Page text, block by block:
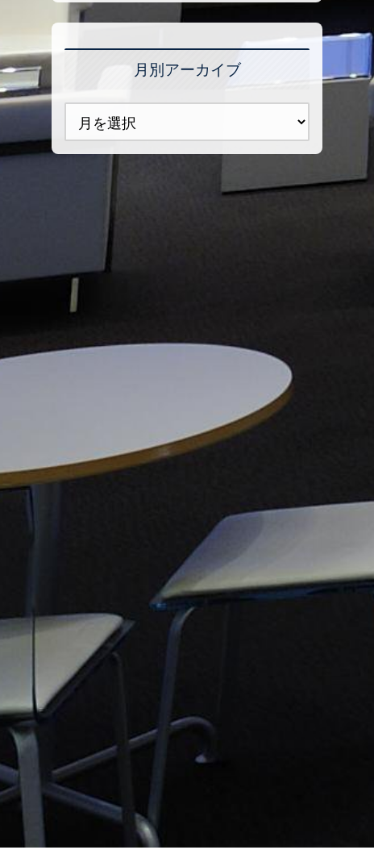
月別アーカイブ